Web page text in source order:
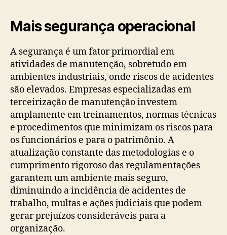
Mais segurança operacional
A segurança é um fator primordial em
atividades de manutenção, sobretudo em
ambientes industriais, onde riscos de acidentes
são elevados. Empresas especializadas em
terceirização de manutenção investem
amplamente em treinamentos, normas técnicas
e procedimentos que minimizam os riscos para
os funcionários e para o patrimônio. A
atualização constante das metodologias e o
cumprimento rigoroso das regulamentações
garantem um ambiente mais seguro,
diminuindo a incidência de acidentes de
trabalho, multas e ações judiciais que podem
gerar prejuízos consideráveis para a
organização.